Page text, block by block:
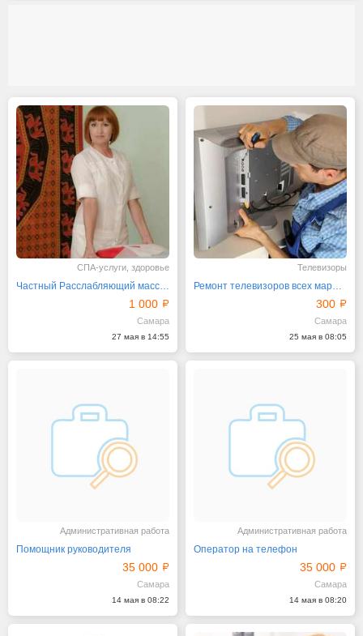
СПА-услуги, здоровье
Частный Расслабляющий массаж для восстановления сил
1 000
Самара
27 мая в 14:55
Телевизоры
Ремонт телевизоров всех марок и всех моделей в Самаре
300
Самара
25 мая в 08:05
Административная работа
Помощник руководителя
35 000
Самара
14 мая в 08:22
Административная работа
Оператор на телефон
35 000
Самара
14 мая в 08:20